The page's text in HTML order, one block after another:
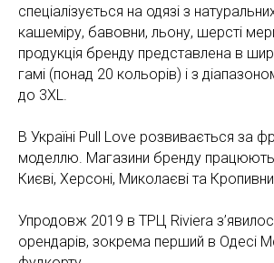
спеціалізується на одязі з
кашеміру, бавовни, льону, шерсті
продукція бренду представлена в
гамі (понад 20 кольорів) і з
до 3ХL.
В Україні Pull Love розвивається за
моделлю. Магазини бренду працюють
Києві, Херсоні, Миколаєві та
Упродовж 2019 в ТРЦ Riviera
орендарів, зокрема перший в Одесі